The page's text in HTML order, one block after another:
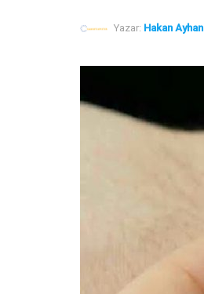
Yazar: Hakan Ayhan